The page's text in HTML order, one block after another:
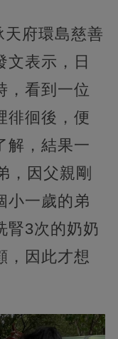
府環島慈善
文表示，日
，看到一位
徘徊後，便
解，結果一
，因父親剛
小一歲的弟
腎3次的奶奶
，因此才想